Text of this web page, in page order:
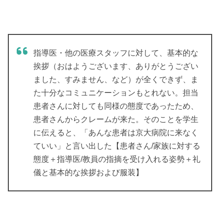
指導医・他の医療スタッフに対して、基本的な
挨拶（おはようございます、ありがとうござい
ました、すみません、など）が全くできず、ま
た十分なコミュニケーションもとれない。担当
患者さんに対しても同様の態度であったため、
患者さんからクレームが来た。そのことを学生
に伝えると、「あんな患者は京大病院に来なく
ていい」と言い出した【患者さん/家族に対する
態度＋指導医/教員の指摘を受け入れる姿勢＋礼
儀と基本的な挨拶および服装】